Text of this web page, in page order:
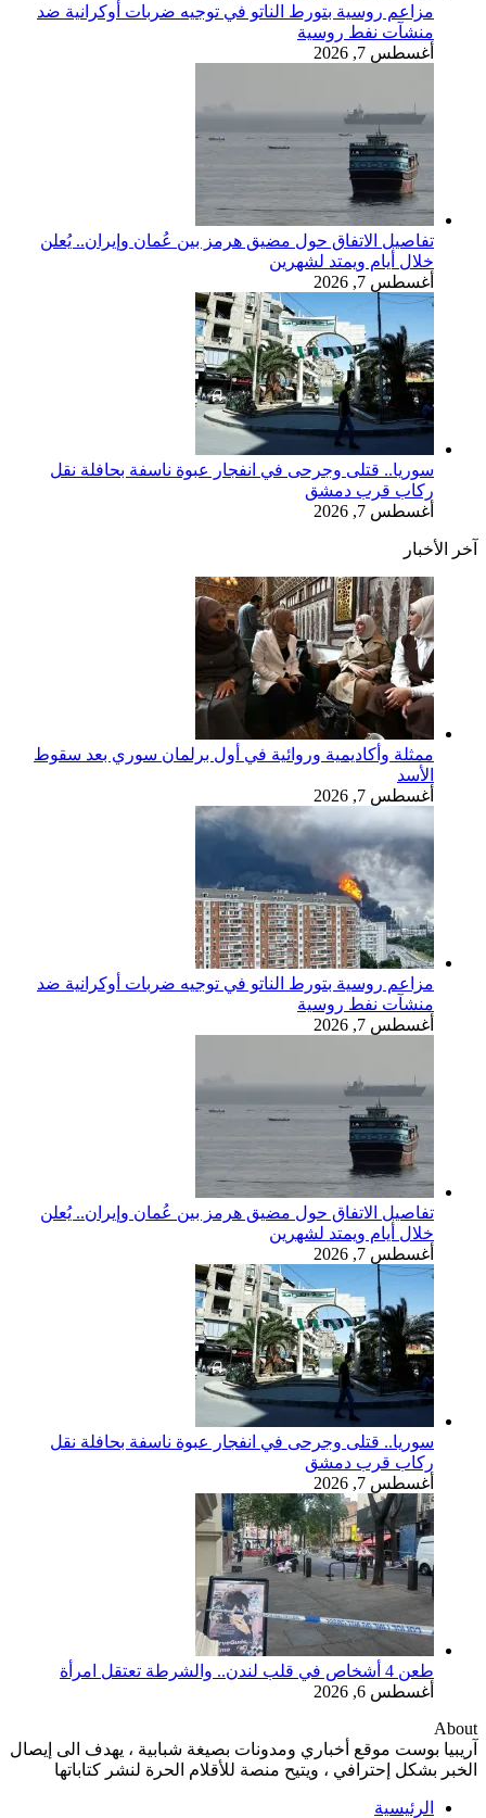
مزاعم روسية بتورط الناتو في توجيه ضربات أوكرانية ضد
منشآت نفط روسية
أغسطس 7, 2026
تفاصيل الاتفاق حول مضيق هرمز بين عُمان وإيران.. يُعلن
خلال أيام ويمتد لشهرين
أغسطس 7, 2026
سوريا.. قتلى وجرحى في انفجار عبوة ناسفة بحافلة نقل
ركاب قرب دمشق
أغسطس 7, 2026
آخر الأخبار
ممثلة وأكاديمية وروائية في أول برلمان سوري بعد سقوط
الأسد
أغسطس 7, 2026
مزاعم روسية بتورط الناتو في توجيه ضربات أوكرانية ضد
منشآت نفط روسية
أغسطس 7, 2026
تفاصيل الاتفاق حول مضيق هرمز بين عُمان وإيران.. يُعلن
خلال أيام ويمتد لشهرين
أغسطس 7, 2026
سوريا.. قتلى وجرحى في انفجار عبوة ناسفة بحافلة نقل
ركاب قرب دمشق
أغسطس 7, 2026
طعن 4 أشخاص في قلب لندن.. والشرطة تعتقل امرأة
أغسطس 6, 2026
About
آريبيا بوست موقع أخباري ومدونات بصيغة شبابية ، يهدف الى إيصال
الخبر بشكل إحترافي ، ويتيح منصة للأقلام الحرة لنشر كتاباتها
الرئيسية